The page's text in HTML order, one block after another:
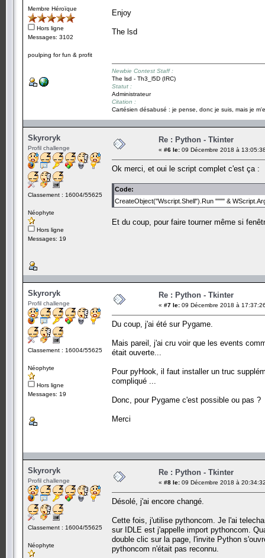
Membre Héroïque
Hors ligne
Messages: 3102
poulping for fun & profit
Enjoy
The lsd
Newbie Contest Staff :
The lsd - Th3_l5D (IRC)
Statut :
Administrateur
Citation :
Cartésien désabusé : je pense, donc je suis, mais je
Skyroryk
Profil challenge
Classement : 16004/55625
Néophyte
Hors ligne
Messages: 19
Re : Python - Tkinter
« #6 le: 09 Décembre 2018 à
Ok merci, et oui le script complet c'est ça :
Code:
CreateObject("Wscript.Shell").Run """" &
Et du coup, pour faire tourner même si
Skyroryk
Profil challenge
Classement : 16004/55625
Néophyte
Hors ligne
Messages: 19
Re : Python - Tkinter
« #7 le: 09 Décembre 2018 à
Du coup, j'ai été sur Pygame.
Mais pareil, j'ai cru voir que les events
était ouverte...
Pour pyHook, il faut installer un truc
compliqué ...
Donc, pour Pygame c'est possible ou pas ?
Merci
Skyroryk
Profil challenge
Classement : 16004/55625
Néophyte
Re : Python - Tkinter
« #8 le: 09 Décembre 2018 à
Désolé, j'ai encore changé.
Cette fois, j'utilise pythoncom. Je l'ai
sur IDLE est j'appelle import pythoncom.
double clic sur la page, l'invite Python
pythoncom n'était pas reconnu.